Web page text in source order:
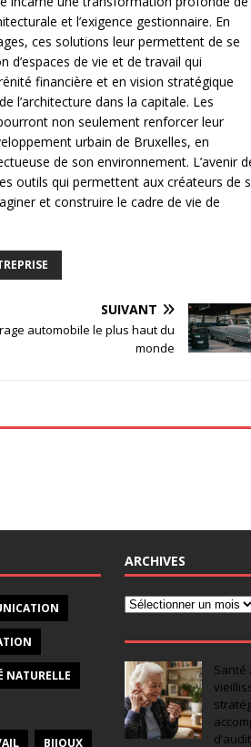
et l’exigence gestionnaire. En
ces solutions leur permettent de se
de vie et de travail qui
financière et en vision stratégique
l’architecture dans la capitale. Les
non seulement renforcer leur
urbain de Bruxelles, en
de son environnement. L’avenir
outils qui permettent aux créateurs de
et construire le cadre de vie de
SUIVANT
automobile le plus haut du
monde
NATURELLE
BIJOUX
ARCHIVES
Santé